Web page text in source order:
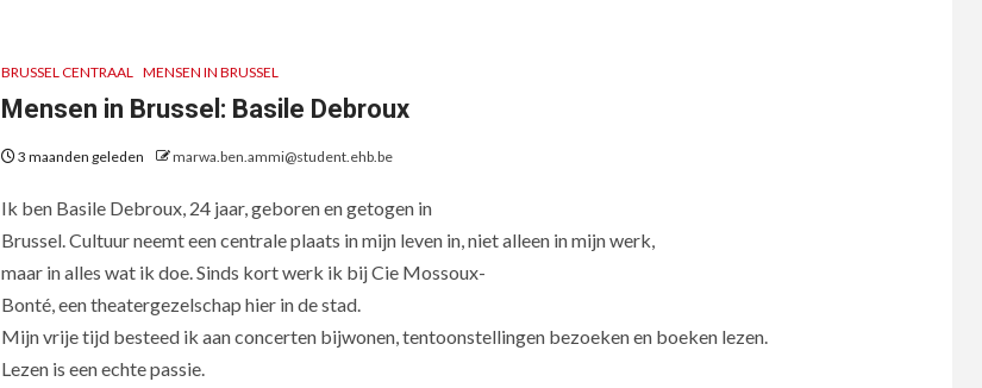
BRUSSEL CENTRAAL MENSEN IN BRUSSEL
Mensen in Brussel: Basile Debroux
3 maanden geleden marwa.ben.ammi@student.ehb.be
Ik ben Basile Debroux, 24 jaar, geboren en getogen in
Brussel. Cultuur neemt een centrale plaats in mijn leven in, niet alleen in mijn werk,
maar in alles wat ik doe. Sinds kort werk ik bij Cie Mossoux-
Bonté, een theatergezelschap hier in de stad.
Mijn vrije tijd besteed ik aan concerten bijwonen, tentoonstellingen bezoeken en boeken lezen.
Lezen is een echte passie.